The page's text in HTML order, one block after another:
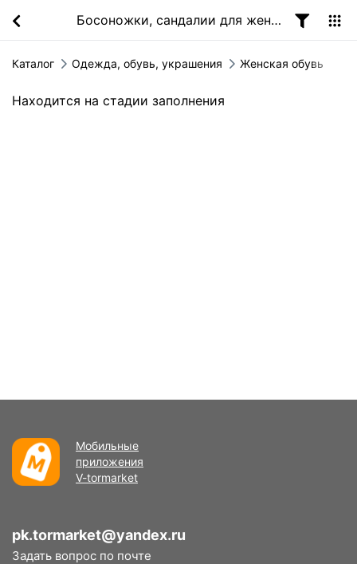
Босоножки, сандалии для женщин
Каталог Одежда, обувь, украшения Женская обувь
Находится на стадии заполнения
Мобильные
приложения
V-tormarket
pk.tormarket@yandex.ru
Задать вопрос по почте